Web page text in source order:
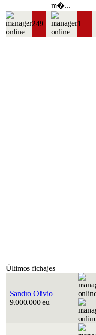
m�...
249 1
Últimos fichajes
Sandro Olivio
9.000.000 eu